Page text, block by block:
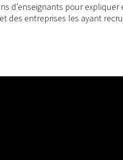
d’enseignants pour expliquer
des entreprises les ayant